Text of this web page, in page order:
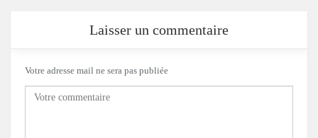
Laisser un commentaire
Votre adresse mail ne sera pas publiée